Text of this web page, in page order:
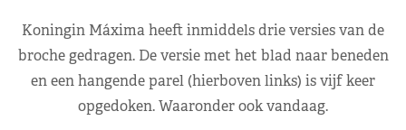
Koningin Máxima heeft inmiddels drie versies van de
broche gedragen. De versie met het blad naar beneden
en een hangende parel (hierboven links) is vijf keer
opgedoken. Waaronder ook vandaag.